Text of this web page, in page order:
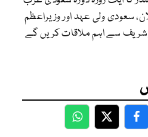
سعودی ولی عہد اور وزیراعظم
شریف سے اہم ملاقات کریں گے
WhatsApp
Twitter